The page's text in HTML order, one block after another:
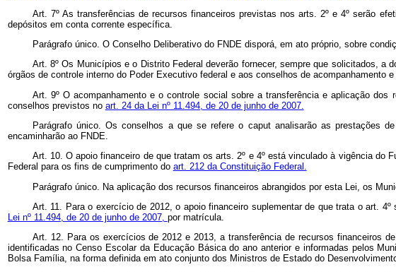
Art. 7º As transferências de recursos financeiros previstas nos arts. 2º e 4º serão
depósitos em conta corrente específica.
Parágrafo único. O Conselho Deliberativo do FNDE disporá, em ato próprio, sobre
Art. 8º Os Municípios e o Distrito Federal deverão fornecer, sempre que solicitados, a
órgãos de controle interno do Poder Executivo federal e aos conselhos de acompanhamento
Art. 9º O acompanhamento e o controle social sobre a transferência e aplicação
conselhos previstos no art. 24 da Lei nº 11.494, de 20 de junho de 2007.
Parágrafo único. Os conselhos a que se refere o caput analisarão as prestações
encaminharão ao FNDE.
Art. 10. O apoio financeiro de que tratam os arts. 2º e 4º está vinculado à vigência do
Federal para os fins de cumprimento do art. 212 da Constituição Federal.
Parágrafo único. Na aplicação dos recursos financeiros abrangidos por esta Lei, os
Art. 11. Para o exercício de 2012, o apoio financeiro suplementar de que trata o art.
Lei nº 11.494, de 20 de junho de 2007, por matrícula.
Art. 12. Para os exercícios de 2012 e 2013, a transferência de recursos financeiros
identificadas no Censo Escolar da Educação Básica do ano anterior e informadas pelos
Bolsa Família, na forma definida em ato conjunto dos Ministros de Estado do